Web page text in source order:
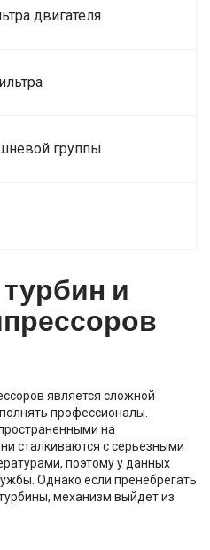
двигателя
группы
и
является сложной
профессионалы.
на
сталкиваются с серьезными
поэтому у данных
Однако если пренебрегать
механизм выйдет из